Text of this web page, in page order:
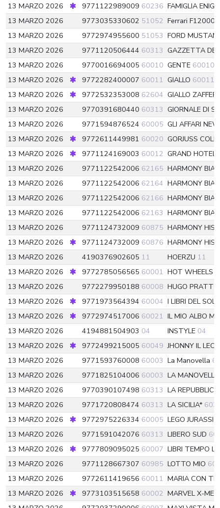
13 MARZO 2026
9771122989009 60236 FAMIGLIA
13 MARZO 2026
9773035330602 51052 Ferrari F12000
13 MARZO 2026
9772974955600 51053 FORD
13 MARZO 2026
9771120506444 60313 GAZZETTA
13 MARZO 2026
9770016694005 60010 GENTE 60010
13 MARZO 2026
9772282400007 60011 GIALLO 60011
13 MARZO 2026
9772532353008 62604 GIALLO
13 MARZO 2026
9770391680440 60313 GIORNALE DI
13 MARZO 2026
9771594876524 60005 GLI AFFARI
13 MARZO 2026
9772611449981 60020 GORJUSS
13 MARZO 2026
9771124169003 60012 GRAND HOTEL
13 MARZO 2026
9771122542006 62165 HARMONY
13 MARZO 2026
9771122542006 62164 HARMONY
13 MARZO 2026
9771122542006 62166 HARMONY
13 MARZO 2026
9771122542006 62163 HARMONY
13 MARZO 2026
9771124732009 60875 HARMONY
13 MARZO 2026
9771124732009 60876 HARMONY
13 MARZO 2026
4190376902605 11 HOERZU 11
13 MARZO 2026
9772785056565 60001 HOT WHEELS
13 MARZO 2026
9772279950188 60008 HUGO PRATT
13 MARZO 2026
9771973564394 60004 I LIBRI DEL
13 MARZO 2026
9772974517006 60021 IL MIO ALBO
13 MARZO 2026
4194881504903 04 INSTYLE 04
13 MARZO 2026
9772499215005 60049 JHONNY IL
13 MARZO 2026
9771593760008 60003 La Manovella
13 MARZO 2026
9771825104006 60003 LA
13 MARZO 2026
9770390107498 60313 LA
13 MARZO 2026
9771720808474 60313 LA SICILIA*
13 MARZO 2026
9772975226334 60005 LEGO
13 MARZO 2026
9771591042076 60313 LIBERO SUD
13 MARZO 2026
9777809095025 60007 LIBRI TEMPO
13 MARZO 2026
9771128667307 60985 LOTTO MIO
13 MARZO 2026
9772611419656 60011 MARIA CON
13 MARZO 2026
9773103515658 60002 MARVEL X-